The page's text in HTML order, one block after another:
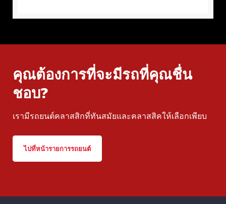
คุณต้องการที่จะมีรถที่คุณชื่น
ชอบ?
เรามีรถยนต์คลาสสิกที่ทันสมัยและคลาสสิคให้เลือกเพียบ
ไปที่หน้ารายการรถยนต์